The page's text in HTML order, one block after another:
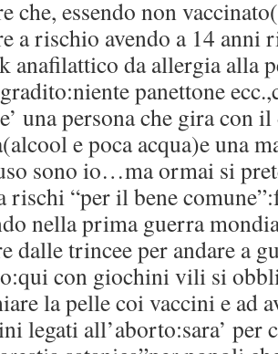
che, essendo non
a rischio avendo a 14 anni
anafilattico da allergia alla
panettone
una persona che gira con
e poca acqua)e una
sono io…ma ormai si
rischi “per il bene
nella prima guerra
dalle trincee per andare a
con giochini vili si
la pelle coi vaccini e ad
legati all’aborto:sara’ per